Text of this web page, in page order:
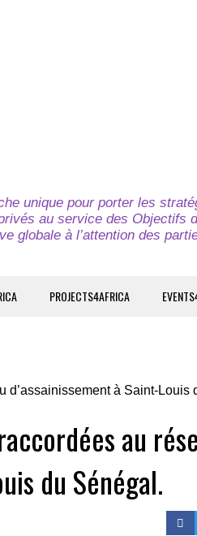
unique pour porter les
au service des Objectifs
globale à l’attention des
PROJECTS4AFRICA
au
du Sénégal.